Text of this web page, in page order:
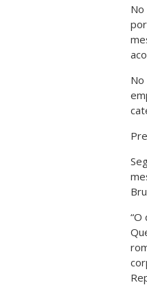
No
“O